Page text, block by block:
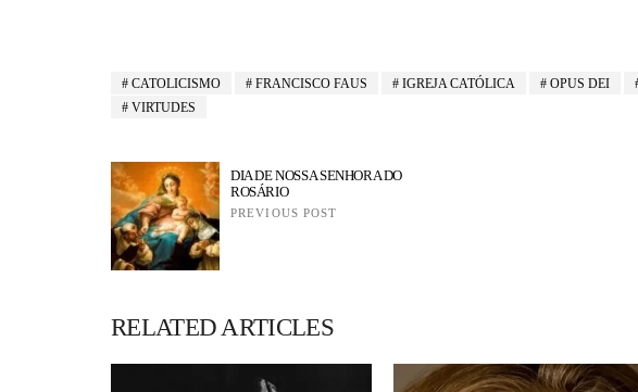
CATOLICISMO FRANCISCO FAUS IGREJA CATÓLICA OPUS DEI
VIRTUDES
DIA DE NOSSA SENHORA DO
ROSÁRIO
PREVIOUS POST
RELATED ARTICLES